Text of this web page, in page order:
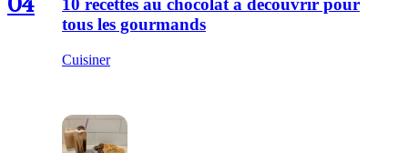
10 recettes au chocolat à découvrir pour
tous les gourmands
Cuisiner